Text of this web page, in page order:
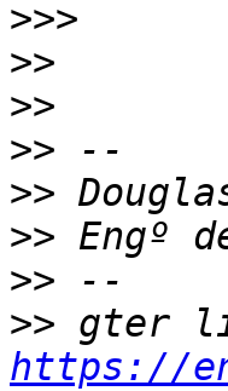
>>>
>>
>>
>>
>>
>>
>>
>>
https://